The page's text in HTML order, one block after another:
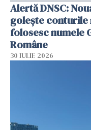
Alertă DNSC:
golește
folosesc numele
Române
30 IULIE 2026